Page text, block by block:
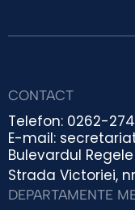
CONTACT
Telefon: 0262-
E-mail:
Bulevardul Regele
Strada Victoriei,
DEPARTAMENTE